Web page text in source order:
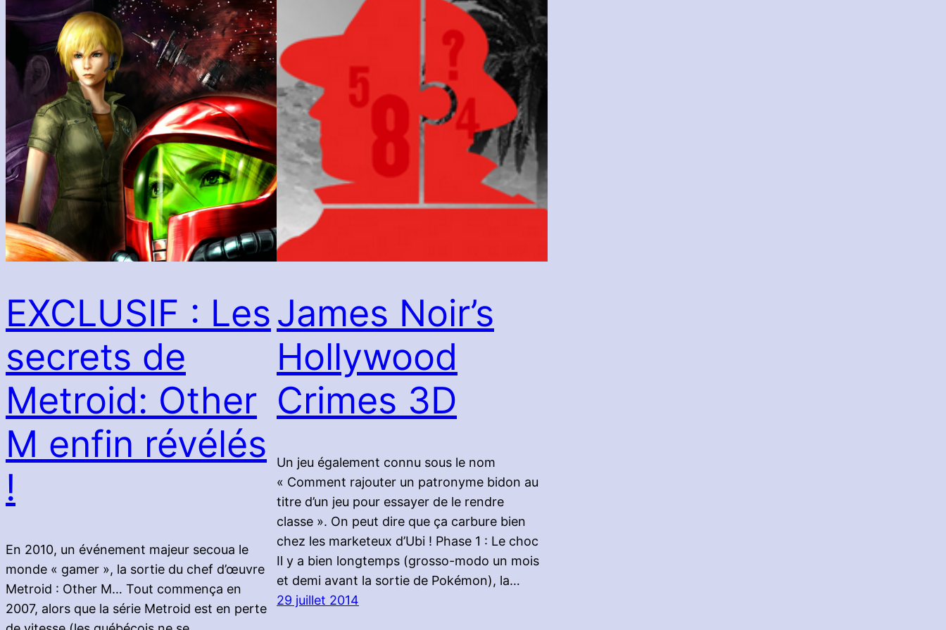
EXCLUSIF : Les
secrets de
Metroid: Other
M enfin révélés
!
En 2010, un événement majeur secoua le
monde « gamer », la sortie du chef d’œuvre
Metroid : Other M… Tout commença en
2007, alors que la série Metroid est en perte
James Noir’s
Hollywood
Crimes 3D
Un jeu également connu sous le nom
« Comment rajouter un patronyme bidon au
titre d’un jeu pour essayer de le rendre
classe ». On peut dire que ça carbure bien
chez les marketeux d’Ubi ! Phase 1 : Le choc
Il y a bien longtemps (grosso-modo un mois
et demi avant la sortie de Pokémon), la…
29 juillet 2014